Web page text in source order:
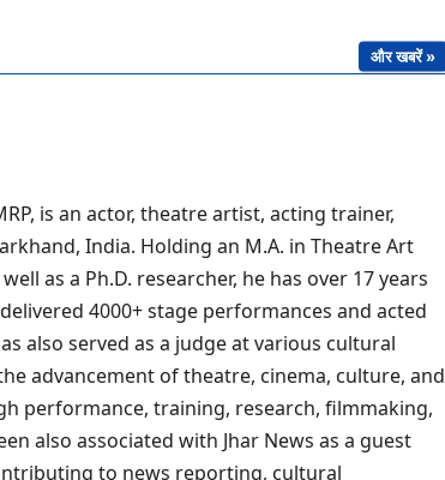
और खबरें »
is an actor, theatre artist, acting trainer,
India. Holding an M.A. in Theatre Art
as a Ph.D. researcher, he has over 17 years
4000+ stage performances and acted
also served as a judge at various cultural
advancement of theatre, cinema, culture, and
performance, training, research, filmmaking,
also associated with Jhar News as a guest
to news reporting, cultural